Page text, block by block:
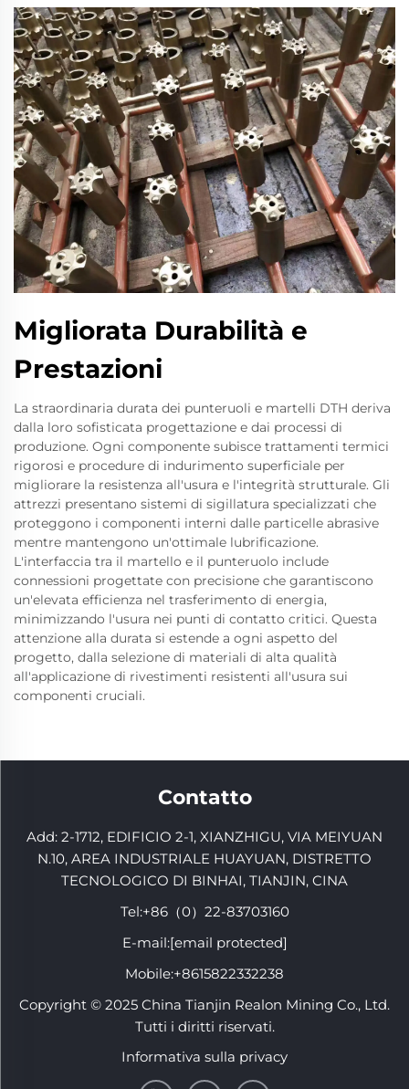
Migliorata Durabilità e
Prestazioni
La straordinaria durata dei punteruoli e martelli DTH deriva
dalla loro sofisticata progettazione e dai processi di
produzione. Ogni componente subisce trattamenti termici
rigorosi e procedure di indurimento superficiale per
migliorare la resistenza all'usura e l'integrità strutturale. Gli
attrezzi presentano sistemi di sigillatura specializzati che
proteggono i componenti interni dalle particelle abrasive
mentre mantengono un'ottimale lubrificazione.
L'interfaccia tra il martello e il punteruolo include
connessioni progettate con precisione che garantiscono
un'elevata efficienza nel trasferimento di energia,
minimizzando l'usura nei punti di contatto critici. Questa
attenzione alla durata si estende a ogni aspetto del
progetto, dalla selezione di materiali di alta qualità
all'applicazione di rivestimenti resistenti all'usura sui
componenti cruciali.
Contatto
Add: 2-1712, EDIFICIO 2-1, XIANZHIGU, VIA MEIYUAN
N.10, AREA INDUSTRIALE HUAYUAN, DISTRETTO
TECNOLOGICO DI BINHAI, TIANJIN, CINA
Tel:+86（0）22-83703160
E-mail:[email protected]
Mobile:+8615822332238
Copyright © 2025 China Tianjin Realon Mining Co., Ltd.
Tutti i diritti riservati.
Informativa sulla privacy